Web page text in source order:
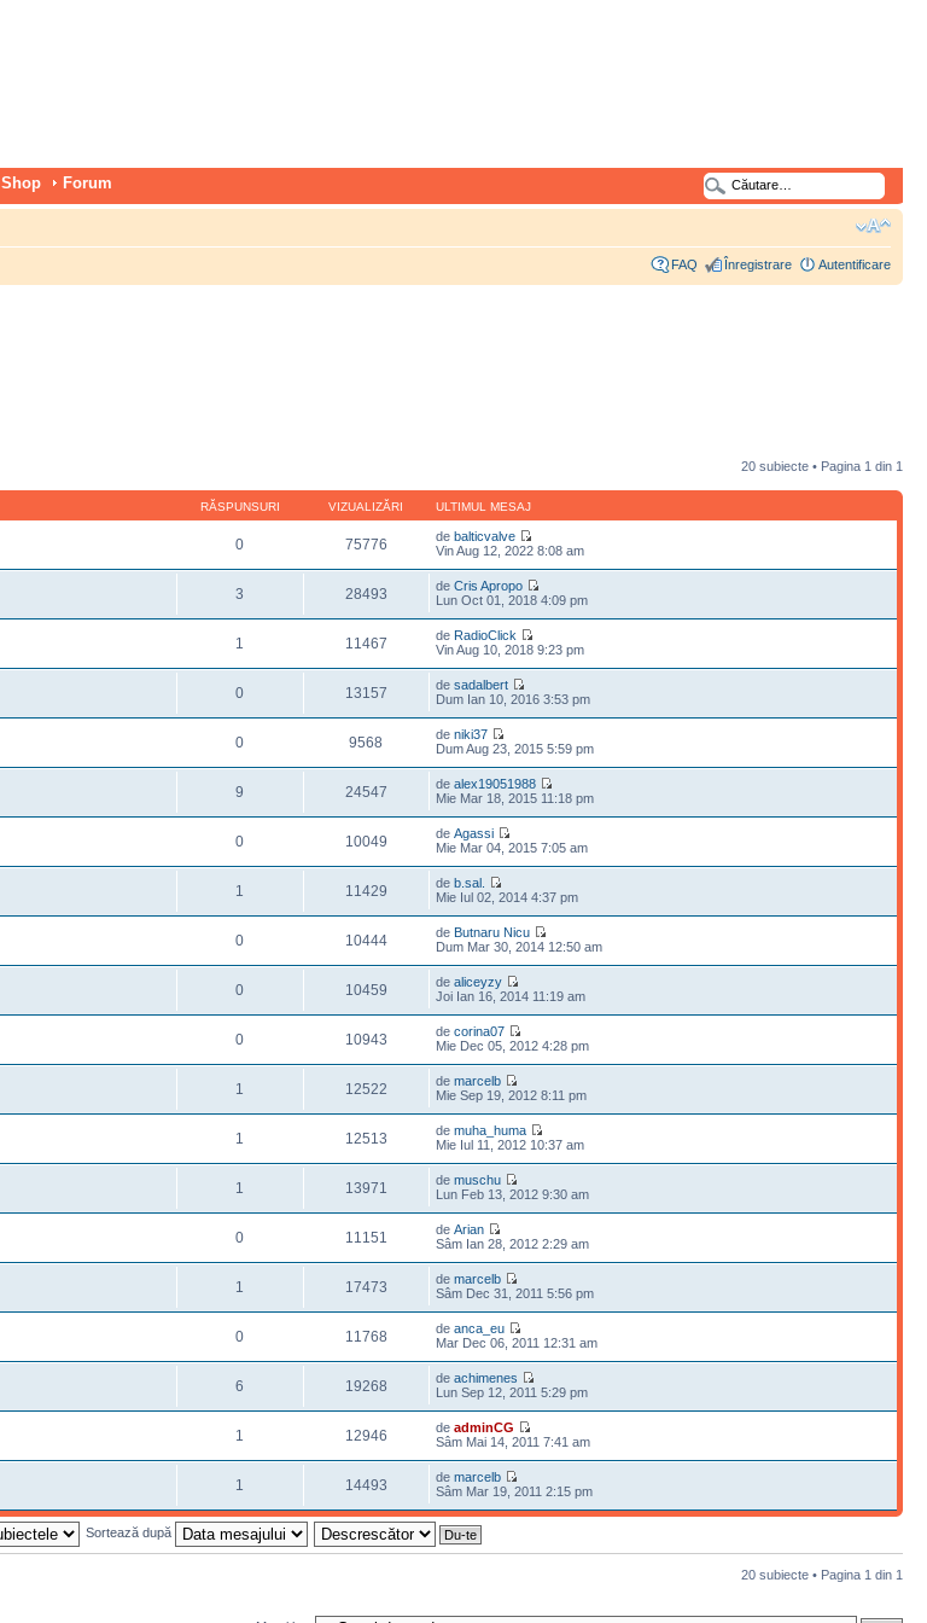
Shop Forum
FAQ Înregistrare Autentificare
20 subiecte • Pagina 1 din 1
RĂSPUNSURI VIZUALIZĂRI ULTIMUL MESAJ
0 75776 debalticvalve
Vin Aug 12, 2022 8:08 am
3 28493 deCris Apropo
Lun Oct 01, 2018 4:09 pm
1 11467 de RadioClick
Vin Aug 10, 2018 9:23 pm
0 13157 desadalbert
Dum Ian 10, 2016 3:53 pm
0 9568 deniki37
Dum Aug 23, 2015 5:59 pm
9 24547 dealex19051988
Mie Mar 18, 2015 11:18 pm
0 10049 deAgassi
Mie Mar 04, 2015 7:05 am
1 11429 deb.sal.
Mie Iul 02, 2014 4:37 pm
0 10444 de Butnaru Nicu
Dum Mar 30, 2014 12:50 am
0 10459 dealiceyzy
Joi Ian 16, 2014 11:19 am
0 10943 decorina07
Mie Dec 05, 2012 4:28 pm
1 12522 demarcelb
Mie Sep 19, 2012 8:11 pm
1 12513 demuha_huma
Mie Iul 11, 2012 10:37 am
1 13971 demuschu
Lun Feb 13, 2012 9:30 am
0 11151 deArian
Sâm Ian 28, 2012 2:29 am
1 17473 demarcelb
Sâm Dec 31, 2011 5:56 pm
0 11768 deanca_eu
Mar Dec 06, 2011 12:31 am
6 19268 deachimenes
Lun Sep 12, 2011 5:29 pm
1 12946 deadminCG
Sâm Mai 14, 2011 7:41 am
1 14493 demarcelb
Sâm Mar 19, 2011 2:15 pm
Sortează după
20 subiecte • Pagina 1 din 1